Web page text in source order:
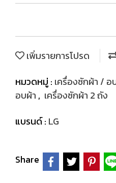
เพิ่มรายการโปรด
หมวดหมู่ : เครื่องซักผ้า / อ
อบผ้า , เครื่องซักผ้า 2 ถัง
แบรนด์ : LG
Share